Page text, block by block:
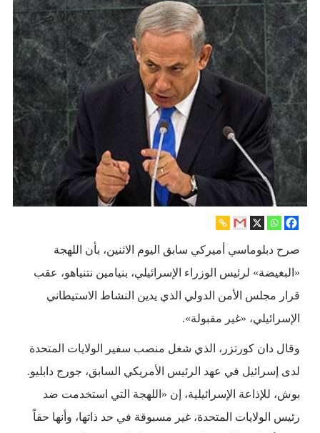
صرح دبلوماسي أميركي سابق اليوم الاثنين، بأن اللهجة
«البغيضة» لرئيس الوزراء الإسرائيلي، بنيامين نتنياهو، عقب
قرار مجلس الأمن الدولي الذي يدين النشاط الاستيطاني
الإسرائيلي، «غير مقبولة».
وقال دان كورتزر، الذي شغل منصب سفير الولايات المتحدة
لدى إسرائيل في عهد الرئيس الأمريكي السابق، جورج دابليو.
بوش، للإذاعة الإسرائيلية، إن «اللهجة التي استخدمت ضد
رئيس الولايات المتحدة، غير مسبوقة في حد ذاتها، وأنها حقاً